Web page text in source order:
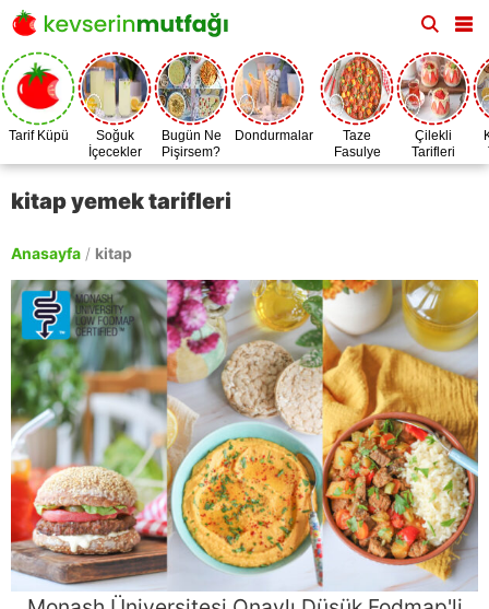
Tarif Küpü
Soğuk
İçecekler
Bugün Ne
Pişirsem?
Dondurmalar
Taze
Fasulye
Zamanı
Çilekli
Tarifleri
kitap yemek tarifleri
Anasayfa / kitap